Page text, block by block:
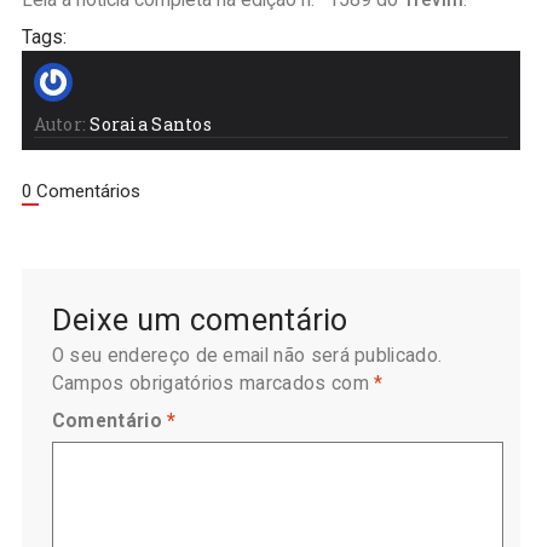
Tags:
Autor: Soraia Santos
0 Comentários
Deixe um comentário
O seu endereço de email não será publicado.
Campos obrigatórios marcados com*
Comentário*